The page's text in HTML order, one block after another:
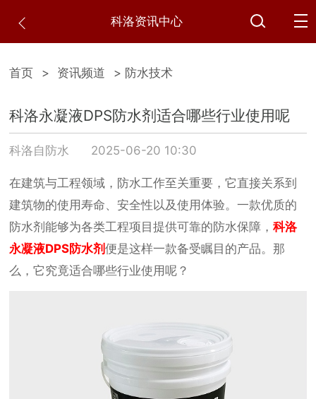
科洛资讯中心
首页 > 资讯频道 > 防水技术
科洛永凝液DPS防水剂适合哪些行业使用呢
科洛自防水 2025-06-20 10:30
在建筑与工程领域，防水工作至关重要，它直接关系到
建筑物的使用寿命、安全性以及使用体验。一款优质的
防水剂能够为各类工程项目提供可靠的防水保障，科洛
永凝液DPS防水剂便是这样一款备受瞩目的产品。那
么，它究竟适合哪些行业使用呢？